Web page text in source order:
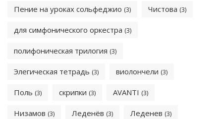
Пение на уроках сольфеджио (3) Чистова (3)
для симфонического оркестра (3)
полифоническая трилогия (3)
Элегическая тетрадь (3) виолончели (3)
Поль (3) скрипки (3) AVANTI (3)
Низамов (3) Леденёв (3) Леденев (3)